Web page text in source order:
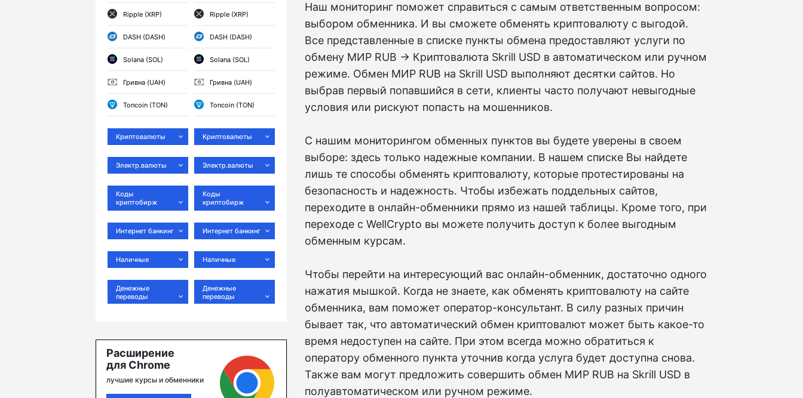
Ripple (XRP)
DASH (DASH)
Solana (SOL)
Гривна (UAH)
Toncoin (TON)
Криптовалюты
Электр.валюты
Коды
криптобирж
Интернет банкинг
Наличные
Денежные
переводы
Ripple (XRP)
DASH (DASH)
Solana (SOL)
Гривна (UAH)
Toncoin (TON)
Криптовалюты
Электр.валюты
Коды
криптобирж
Интернет банкинг
Наличные
Денежные
переводы
Расширение
для Chrome
лучшие курсы и обменники
Наш мониторинг поможет справиться с самым ответственным вопросом:
выбором обменника. И вы сможете обменять криптовалюту с выгодой.
Все представленные в списке пункты обмена предоставляют услуги по
обмену МИР RUB → Криптовалюта Skrill USD в автоматическом или ручном
режиме. Обмен МИР RUB на Skrill USD выполняют десятки сайтов. Но
выбрав первый попавшийся в сети, клиенты часто получают невыгодные
условия или рискуют попасть на мошенников.
С нашим мониторингом обменных пунктов вы будете уверены в своем
выборе: здесь только надежные компании. В нашем списке Вы найдете
лишь те способы обменять криптовалюту, которые протестированы на
безопасность и надежность. Чтобы избежать поддельных сайтов,
переходите в онлайн-обменники прямо из нашей таблицы. Кроме того, при
переходе с WellCrypto вы можете получить доступ к более выгодным
обменным курсам.
Чтобы перейти на интересующий вас онлайн-обменник, достаточно одного
нажатия мышкой. Когда не знаете, как обменять криптовалюту на сайте
обменника, вам поможет оператор-консультант. В силу разных причин
бывает так, что автоматический обмен криптовалют может быть какое-то
время недоступен на сайте. При этом всегда можно обратиться к
оператору обменного пункта уточнив когда услуга будет доступна снова.
Также вам могут предложить совершить обмен МИР RUB на Skrill USD в
полуавтоматическом или ручном режиме.